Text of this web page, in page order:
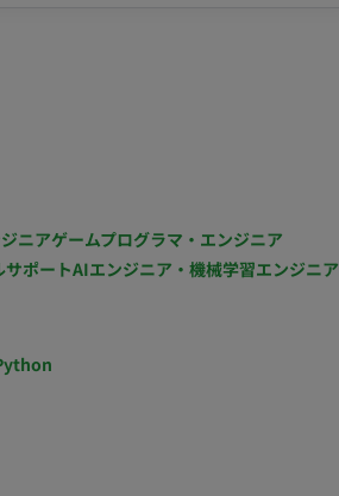
義・保守運用 ■チーム体制 ・アー
環境 プログラミング言語 ・該当な
：一部リモート（週3日出社／週
ニアゲームプログラマ・エンジニア
ポートAIエンジニア・機械学習エンジニア